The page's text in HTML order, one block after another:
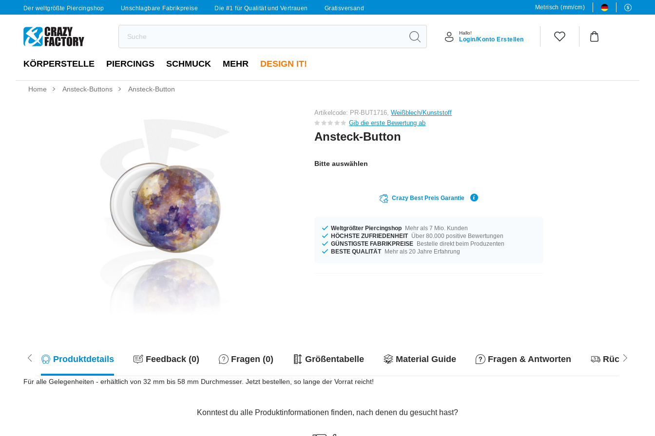
Der weltgrößte Piercingshop Unschlagbare Fabrikpreise Die #1 für Qualität und Vertrauen Gratisversand Metrisch (mm/cm)
Hallo!
Login/Konto Erstellen
KÖRPERSTELLE PIERCINGS SCHMUCK MEHR DESIGN IT!
Home Ansteck-Buttons Ansteck-Button
Artikelcode: PR-BUT1716,Weißblech/Kunststoff
Gib die erste Bewertung ab
Ansteck-Button
Bitte auswählen
Crazy Best Preis Garantie
Weltgrößter Piercingshop Mehr als 7 Mio. Kunden
HÖCHSTE ZUFRIEDENHEIT Über 80.000 positive Bewertungen
GÜNSTIGSTE FABRIKPREISE Bestelle direkt beim Produzenten
BESTE QUALITÄT Mehr als 20 Jahre Erfahrung
Produktdetails Feedback (0) Fragen (0) Größentabelle Material Guide Fragen & Antworten
Für alle Gelegenheiten - erhältlich von 32 mm bis 58 mm Durchmesser. Jetzt bestellen, so lange der Vorrat reicht!
Konntest du alle Produktinformationen finden, nach denen du gesucht hast?